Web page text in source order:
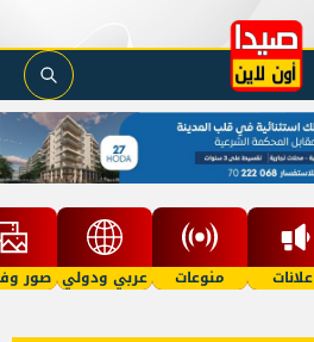
منوعات عربي ودولي صور